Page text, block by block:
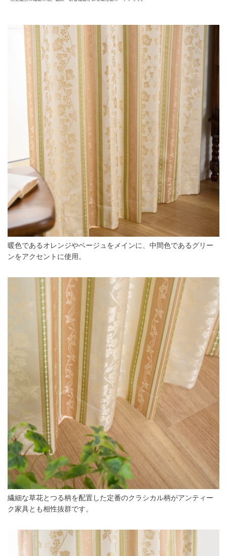
暖色であるオレンジやベージュをメインに、中間色であるグリー
ンをアクセントに使用。
繊細な草花とつる柄を配置した定番のクラシカル柄がアンティー
ク家具とも相性抜群です。